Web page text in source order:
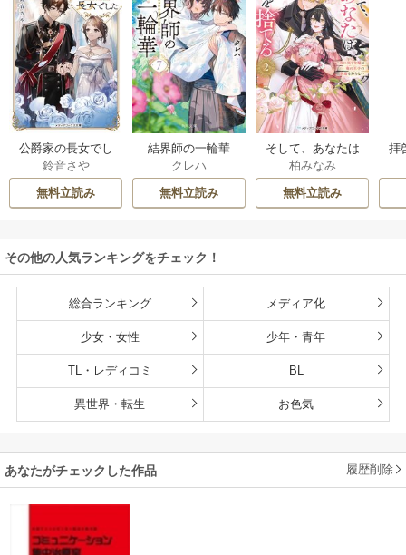
公爵家の長女でし
た
鈴音さや
無料立読み
結界師の一輪華
クレハ
無料立読み
そして、あなたは
私を捨てる
柏みなみ
無料立読み
拝
その他の人気ランキングをチェック！
総合ランキング メディア化
少女・女性 少年・青年
TL・レディコミ BL
異世界・転生 お色気
あなたがチェックした作品 履歴削除